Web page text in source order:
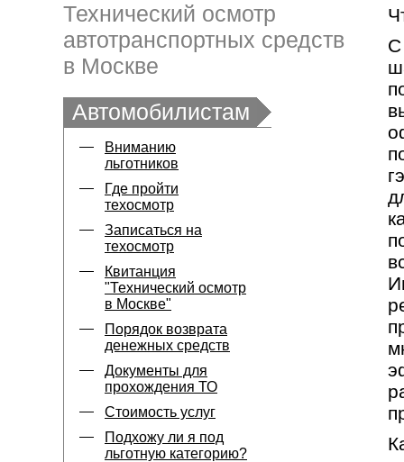
Технический осмотр
автотранспортных средств
в Москве
Автомобилистам
Вниманию
льготников
Где пройти
техосмотр
Записаться на
техосмотр
Квитанция
"Технический осмотр
в Москве"
Порядок возврата
денежных средств
Документы для
прохождения ТО
Стоимость услуг
Подхожу ли я под
льготную категорию?
С